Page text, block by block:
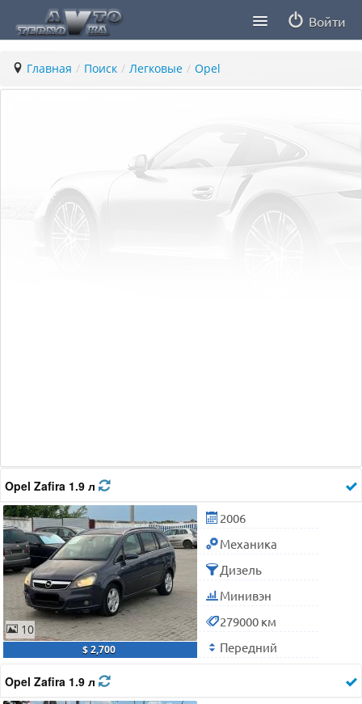
Войти
Статьи
Главная / Поиск / Легковые / Opel
Opel Zafira 1.9 л
10
$ 2,700
2006
Механика
Дизель
Минивэн
279000 км
Передний
Opel Zafira 1.9 л